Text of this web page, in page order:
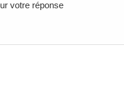
votre réponse